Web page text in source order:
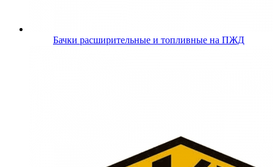
Бачки расширительные и топливные на ПЖД